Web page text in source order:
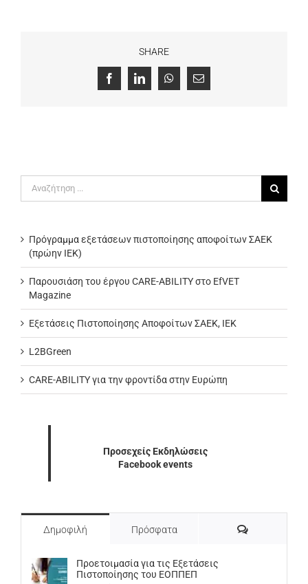
SHARE
FacebookLinkedInWhatsApp
Email
για:
Πρόγραμμα εξετάσεων πιστοποίησης αποφοίτων ΣΑΕΚ
(πρώην ΙΕΚ)
Παρουσιάση του έργου CARE-ABILITY στο EfVET
Magazine
Εξετάσεις Πιστοποίησης Αποφοίτων ΣΑΕΚ, ΙΕΚ
L2BGreen
CARE-ABILITY για την φροντίδα στην Ευρώπη
Προσεχείς Εκδηλώσεις
Facebook events
Δημοφιλή Πρόσφατα Σχόλια
Προετοιμασία για τις Εξετάσεις
Πιστοποίησης του ΕΟΠΠΕΠ